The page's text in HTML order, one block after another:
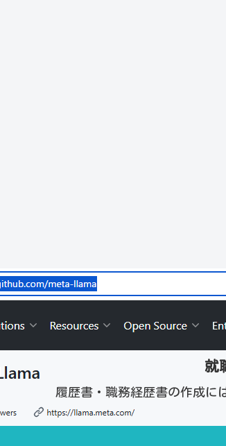
就
履歴書・職務経歴書の作成に